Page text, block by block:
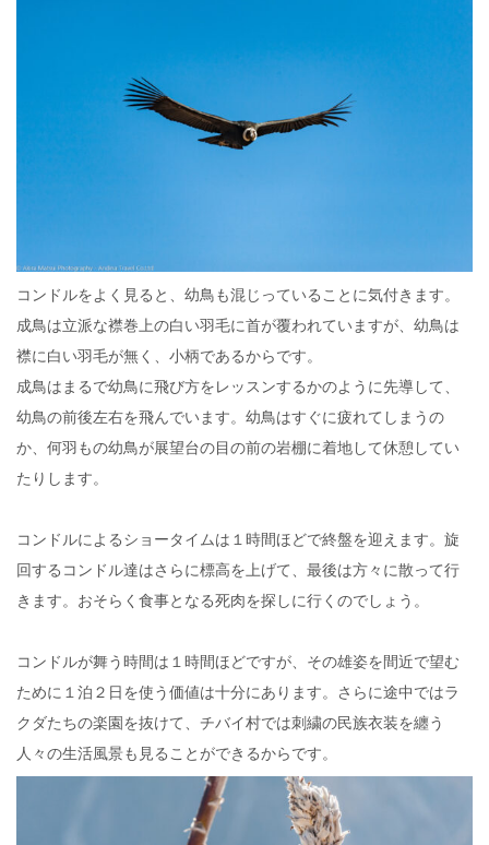
コンドルをよく見ると、幼鳥も混じっていることに気付きます。
成鳥は立派な襟巻上の白い羽毛に首が覆われていますが、幼鳥は
襟に白い羽毛が無く、小柄であるからです。
成鳥はまるで幼鳥に飛び方をレッスンするかのように先導して、
幼鳥の前後左右を飛んでいます。幼鳥はすぐに疲れてしまうの
か、何羽もの幼鳥が展望台の目の前の岩棚に着地して休憩してい
たりします。
コンドルによるショータイムは１時間ほどで終盤を迎えます。旋
回するコンドル達はさらに標高を上げて、最後は方々に散って行
きます。おそらく食事となる死肉を探しに行くのでしょう。
コンドルが舞う時間は１時間ほどですが、その雄姿を間近で望む
ために１泊２日を使う価値は十分にあります。さらに途中ではラ
クダたちの楽園を抜けて、チバイ村では刺繍の民族衣装を纏う
人々の生活風景も見ることができるからです。